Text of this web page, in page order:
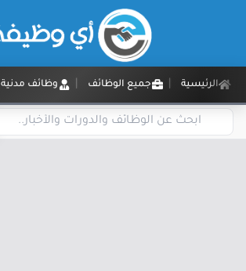
الرئيسية جميع الوظائف وظائف مدنية